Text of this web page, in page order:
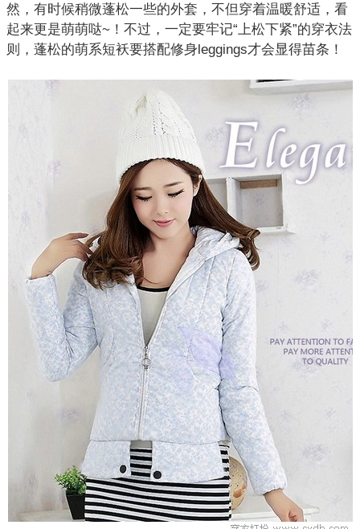
然，有时候稍微蓬松一些的外套，不但穿着温暖舒适，看
起来更是萌萌哒~！不过，一定要牢记“上松下紧”的穿衣法
则，蓬松的萌系短袄要搭配修身leggings才会显得苗条！